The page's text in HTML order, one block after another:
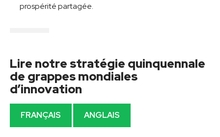
prospérité partagée.
Lire notre stratégie quinquennale
de grappes mondiales
d’innovation
FRANÇAIS ANGLAIS